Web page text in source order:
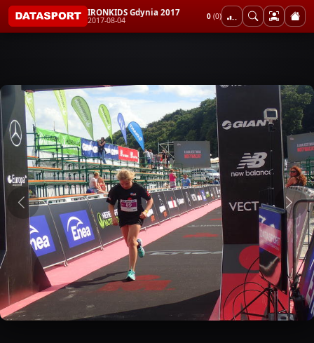
IRONKIDS Gdynia 2017
2017-08-04 0 (0)